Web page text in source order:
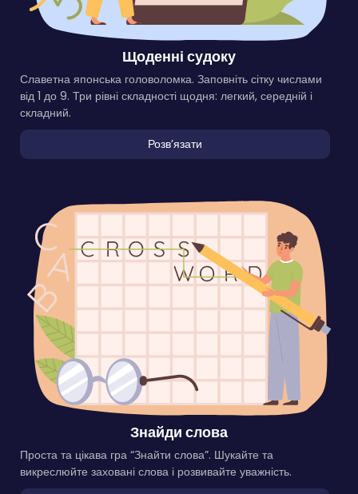
Щоденні судоку
Славетна японська головоломка. Заповніть сітку числами
від 1 до 9. Три рівні складності щодня: легкий, середній і
складний.
Розвʼязати
Знайди слова
Проста та цікава гра “Знайти слова”. Шукайте та
викреслюйте заховані слова і розвивайте уважність.